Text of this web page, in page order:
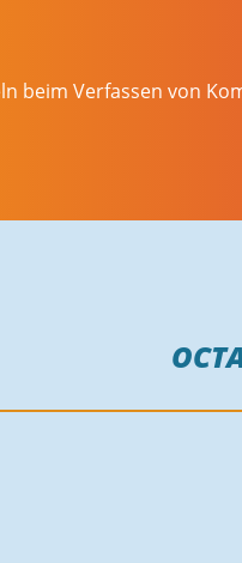
beim Verfassen von